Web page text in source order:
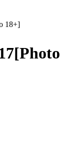
18+]